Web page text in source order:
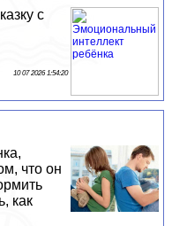
с
10 07 2026 1:54:20
что он
как